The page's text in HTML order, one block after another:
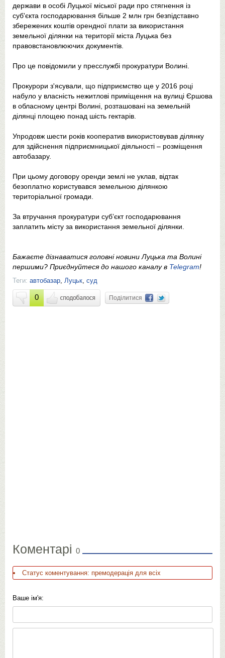
держави в особі Луцької міської ради про стягнення із
суб'єкта господарювання більше 2 млн грн безпідставно
збережених коштів орендної плати за використання
земельної ділянки на території міста Луцька без
правовстановлюючих документів.
Про це повідомили у пресслужбі прокуратури Волині.
Прокурори з'ясували, що підприємство ще у 2016 році
набуло у власність нежитлові приміщення на вулиці Єршова
в обласному центрі Волині, розташовані на земельній
ділянці площею понад шість гектарів.
Упродовж шести років кооператив використовував ділянку
для здійснення підприємницької діяльності – розміщення
автобазару.
При цьому договору оренди землі не уклав, відтак
безоплатно користувався земельною ділянкою
територіальної громади.
За втручання прокуратури суб’єкт господарювання
заплатить місту за використання земельної ділянки.
Бажаєте дізнаватися головні новини Луцька та Волині
першими? Приєднуйтеся до нашого каналу в Telegram!
Теги: автобазар, Луцьк, суд
0 Поділитися
Коментарі 0
Статус коментування: премодерація для всіх
Ваше ім'я: